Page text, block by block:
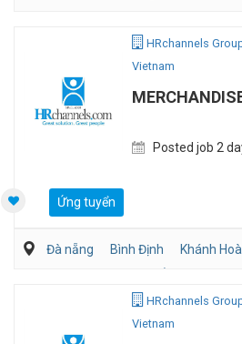
HRchannels
Vietnam
Posted job 2
Ứng tuyển
Đà nẵng Bình Định Khánh Hoà
HRchannels
Vietnam